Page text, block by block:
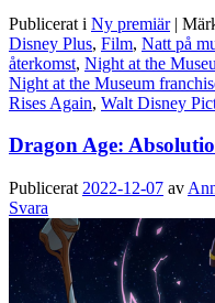
Publicerat i Ny premiär |
Disney Plus, Film, Natt på
återkomst, Night at the
Night at the Museum
Rises Again, Walt Disney
Dragon Age:
Publicerat 2022-12-07 av
Svara